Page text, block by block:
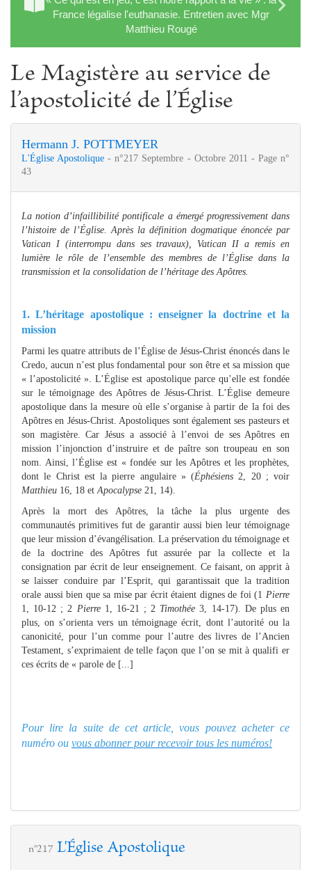
France légalise l'euthanasie. Entretien avec Mgr
Matthieu Rougé
Le Magistère au service de
l’apostolicité de l’Église
Hermann J. POTTMEYER
L'Église Apostolique- n°217 Septembre - Octobre 2011 - Page n°
43
La notion d’infaillibilité pontificale a émergé progressivement dans
l’histoire de l’Église. Après la définition dogmatique énoncée par
Vatican I (interrompu dans ses travaux), Vatican II a remis en
lumière le rôle de l’ensemble des membres de l’Église dans la
transmission et la consolidation de l’héritage des Apôtres.
1. L’héritage apostolique : enseigner la doctrine et la
mission
Parmi les quatre attributs de l’Église de Jésus-Christ énoncés dans le
Credo, aucun n’est plus fondamental pour son être et sa mission que
« l’apostolicité ». L’Église est apostolique parce qu’elle est fondée
sur le témoignage des Apôtres de Jésus-Christ. L’Église demeure
apostolique dans la mesure où elle s’organise à partir de la foi des
Apôtres en Jésus-Christ. Apostoliques sont également ses pasteurs et
son magistère. Car Jésus a associé à l’envoi de ses Apôtres en
mission l’injonction d’instruire et de paître son troupeau en son
nom. Ainsi, l’Église est « fondée sur les Apôtres et les prophètes,
dont le Christ est la pierre angulaire » (Éphésiens 2, 20 ; voir
Matthieu 16, 18 et Apocalypse 21, 14).
Après la mort des Apôtres, la tâche la plus urgente des
communautés primitives fut de garantir aussi bien leur témoignage
que leur mission d’évangélisation. La préservation du témoignage et
de la doctrine des Apôtres fut assurée par la collecte et la
consignation par écrit de leur enseignement. Ce faisant, on apprit à
se laisser conduire par l’Esprit, qui garantissait que la tradition
orale aussi bien que sa mise par écrit étaient dignes de foi (1 Pierre
1, 10-12 ; 2 Pierre 1, 16-21 ; 2 Timothée3, 14-17). De plus en
plus, on s’orienta vers un témoignage écrit, dont l’autorité ou la
canonicité, pour l’un comme pour l’autre des livres de l’Ancien
Testament, s’exprimaient de telle façon que l’on se mit à qualifi er
ces écrits de « parole de [...]
Pour lire la suite de cet article, vous pouvez acheter ce
numéro ou vous abonner pour recevoir tous les numéros!
n°217 L'Église Apostolique